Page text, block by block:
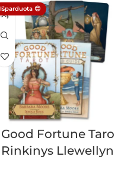
Išparduota 😔
Good Fortune Taro
Rinkinys Llewellyn